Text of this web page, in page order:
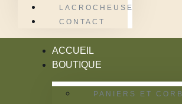
LACROCHEUSE
CONTACT
ACCUEIL
BOUTIQUE
PANIERS ET